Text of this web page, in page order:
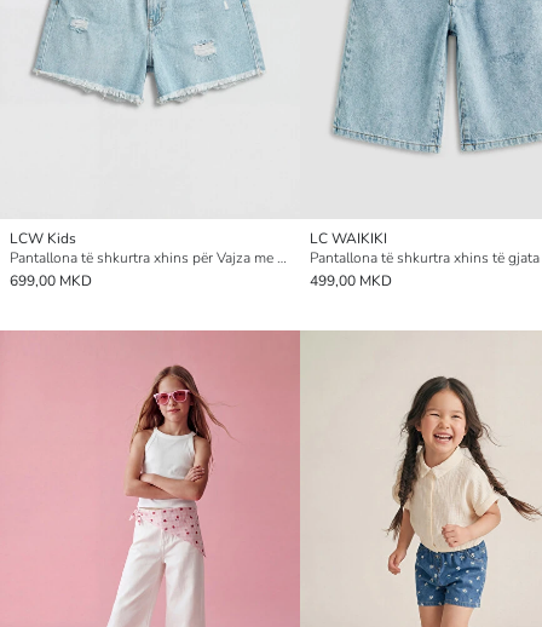
LCW Kids
Pantallona të shkurtra xhins për Vajza me detaje të konsumuara
699,00 MKD
LC WAIKIKI
499,00 MKD